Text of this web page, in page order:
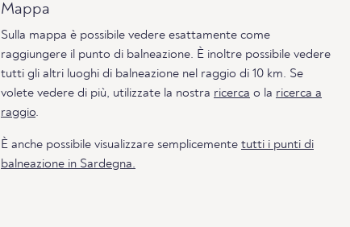
Mappa
Sulla mappa è possibile vedere esattamente come
raggiungere il punto di balneazione. È inoltre possibile vedere
tutti gli altri luoghi di balneazione nel raggio di 10 km. Se
volete vedere di più, utilizzate la nostra ricerca o la ricerca a
raggio.
È anche possibile visualizzare semplicemente tutti i punti di
balneazione in Sardegna.